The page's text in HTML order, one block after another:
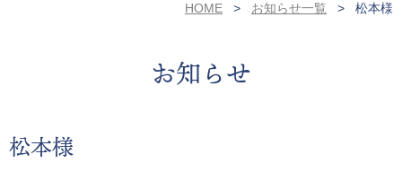
HOME お知らせ一覧 松本様
お知らせ
松本様